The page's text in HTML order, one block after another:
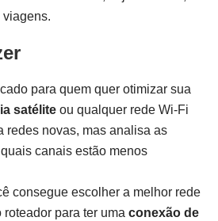
viagens.
para quem quer otimizar sua
satélite ou qualquer rede Wi-Fi
redes novas, mas analisa as
canais estão menos
consegue escolher a melhor rede
para ter uma conexão de